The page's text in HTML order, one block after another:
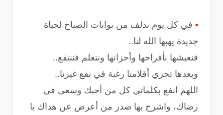
• في كل يوم ندلف من بوابات الصباح لحياة
جديدة يهبها الله لنا..
فنعيشها بأفراحها وأحزانها ونتعلم فننتفع..
وبعدها تجري أقلامنا رغبة في نفع غيرنا..
اللهم انفع بكلماتي كل من أحبك وسعى في
رضاك، واشرح بها صدر من أعرض عن هداك يا